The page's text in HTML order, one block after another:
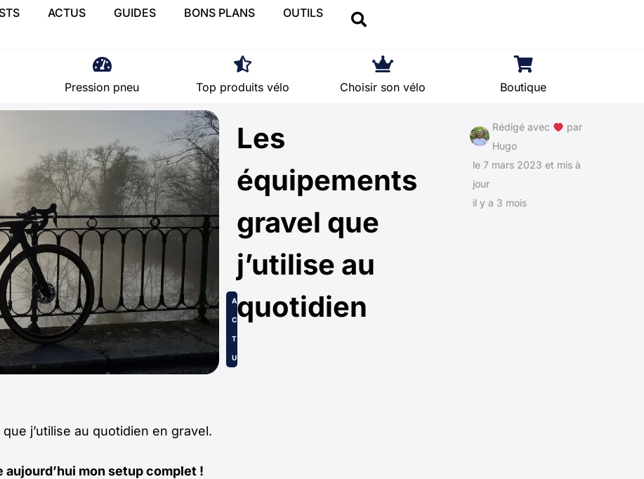
ACTUS GUIDES BONS PLANS OUTILS
Pression pneu Top produits vélo Choisir son vélo Boutique
A
C
T
U
Les
équipements
gravel que
j’utilise au
quotidien
Rédigé avec
par
Hugo
le 7 mars 2023 et mis à
jour
il y a 3 mois
j’utilise au quotidien en gravel.
aujourd’hui mon setup complet !